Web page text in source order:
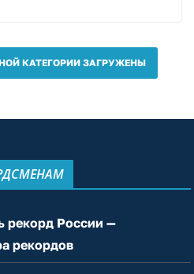
КАТЕГОРИИ ЗАГРУЖЕНЫ
рекорд России —
рекордов